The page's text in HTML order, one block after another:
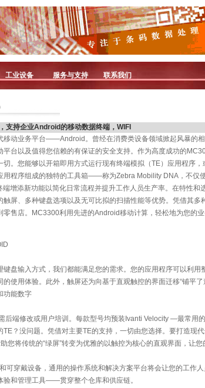
工业设备 服务与支持 联系我们
支持企业Android的移动数据终端，WIFI
移动业务平台——Android。曾经在消费类设备领域掀起风暴的
台以及值得您信赖的有保证的安全支持。作为高度成功的
。您能够以开箱即用方式运行现有终端模拟（TE）应用程序
用程序组成的独特的工具箱——称为Zebra Mobility DNA，不仅
增添新功能以简化日常流程并提升工作人员生产率。在特性和
屏、多种键盘选项以及无可比拟的扫描性能等优势。凭借其
售店。MC3300利用先进的Android移动计算，轻松地为您的业
盘输入方式，我们都能满足您的需求。您的应用程序可以利用
使用体验。此外，触屏还为向基于直观触控的界面迁移“铺平
功能数字
端修改或用户培训。每款型号均预装Ivanti Velocity —最常用
？没问题。凭借对主要TE的支持，一切由您选择。要打造现
您将传统的“绿屏”转变为优雅的以触控为核心的直观界面，让您
可穿戴设备，通用的操作系统和解决方案平台将会让您的工作
验和管理工具——贯穿整个仓库和供应链。